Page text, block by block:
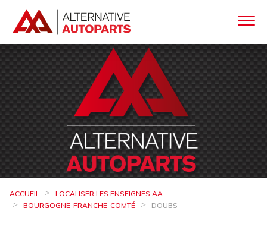
ACCUEIL
LOCALISER LES ENSEIGNES AA
BOURGOGNE-FRANCHE-COMTÉ
DOUBS